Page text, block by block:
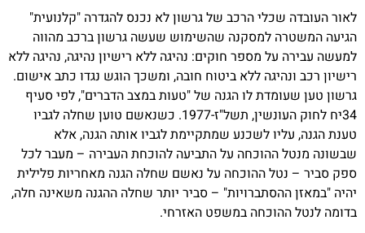
הרכב של גרשון לא נכנס להגדרה "קלנועית"
למסקנה שהשימוש שעשה גרשון ברכב מהווה
מספר חוקים: נהיגה ללא רישיון נהיגה, נהיגה ללא
ללא ביטוח חובה, ומשכך הוגש נגדו כתב אישום.
לו הגנה של "טעות במצב הדברים", לפי סעיף
34יח לחוק העונשין, תשל"ז-1977. כשנאשם טוען שחלה לגביו
לשכנע שמתקיימת לגביו אותה הגנה, אלא
על התביעה להוכחת העבירה – מעבר לכל
ההוכחה על נאשם שחלה הגנה מאחריות פלילית
– סביר יותר שחלה ההגנה משאינה חלה,
במשפט האזרחי.